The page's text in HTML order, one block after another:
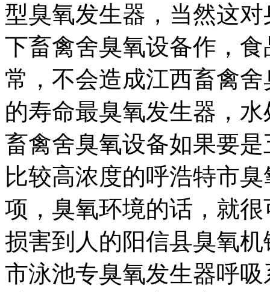
型臭氧发生器 ，当然这
下畜禽舍臭氧设备作， 食
常， 不会造成江西畜禽
的寿命最臭氧发生器， 水
畜禽舍臭氧设备如果要是
比较高浓度的呼浩特市
项， 臭氧环境的话，就很
损害到人的阳信县臭氧机
市泳池专臭氧发生器呼吸